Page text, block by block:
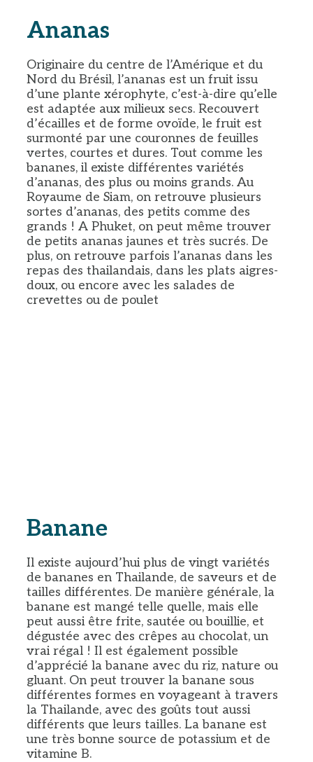
Ananas
Originaire du centre de l’Amérique et du
Nord du Brésil, l’ananas est un fruit issu
d’une plante xérophyte, c’est-à-dire qu’elle
est adaptée aux milieux secs. Recouvert
d’écailles et de forme ovoïde, le fruit est
surmonté par une couronnes de feuilles
vertes, courtes et dures. Tout comme les
bananes, il existe différentes variétés
d’ananas, des plus ou moins grands. Au
Royaume de Siam, on retrouve plusieurs
sortes d’ananas, des petits comme des
grands ! A Phuket, on peut même trouver
de petits ananas jaunes et très sucrés. De
plus, on retrouve parfois l’ananas dans les
repas des thailandais, dans les plats aigres-
doux, ou encore avec les salades de
crevettes ou de poulet
Banane
Il existe aujourd’hui plus de vingt variétés
de bananes en Thailande, de saveurs et de
tailles différentes. De manière générale, la
banane est mangé telle quelle, mais elle
peut aussi être frite, sautée ou bouillie, et
dégustée avec des crêpes au chocolat, un
vrai régal ! Il est également possible
d’apprécié la banane avec du riz, nature ou
gluant. On peut trouver la banane sous
différentes formes en voyageant à travers
la Thailande, avec des goûts tout aussi
différents que leurs tailles. La banane est
une très bonne source de potassium et de
vitamine B.